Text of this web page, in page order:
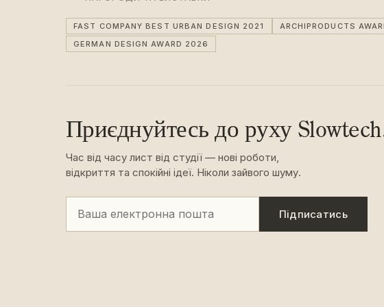
FAST COMPANY BEST URBAN DESIGN 2021 ARCHIPRODUCTS
GERMAN DESIGN AWARD 2026
Приєднуйтесь до руху
Час від часу лист від студії — нові роботи,
відкриття та спокійні ідеї. Ніколи зайвого шуму.
Підписатись